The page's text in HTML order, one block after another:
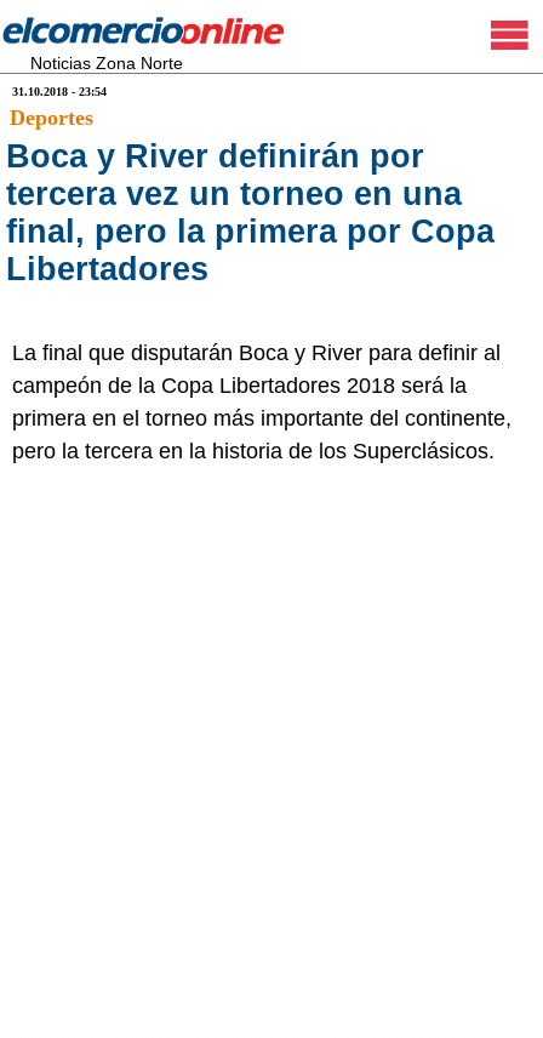
Noticias Zona Norte
31.10.2018 - 23:54
Deportes
Boca y River definirán por
tercera vez un torneo en una
final, pero la primera por Copa
Libertadores
La final que disputarán Boca y River para definir al
campeón de la Copa Libertadores 2018 será la
primera en el torneo más importante del continente,
pero la tercera en la historia de los Superclásicos.